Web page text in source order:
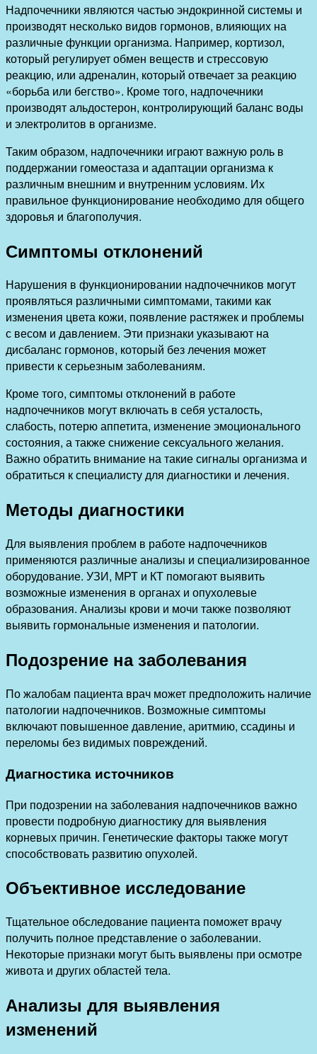
Надпочечники являются частью эндокринной системы и
производят несколько видов гормонов, влияющих на
различные функции организма. Например, кортизол,
который регулирует обмен веществ и стрессовую
реакцию, или адреналин, который отвечает за реакцию
«борьба или бегство». Кроме того, надпочечники
производят альдостерон, контролирующий баланс воды
и электролитов в организме.
Таким образом, надпочечники играют важную роль в
поддержании гомеостаза и адаптации организма к
различным внешним и внутренним условиям. Их
правильное функционирование необходимо для общего
здоровья и благополучия.
Симптомы отклонений
Нарушения в функционировании надпочечников могут
проявляться различными симптомами, такими как
изменения цвета кожи, появление растяжек и проблемы
с весом и давлением. Эти признаки указывают на
дисбаланс гормонов, который без лечения может
привести к серьезным заболеваниям.
Кроме того, симптомы отклонений в работе
надпочечников могут включать в себя усталость,
слабость, потерю аппетита, изменение эмоционального
состояния, а также снижение сексуального желания.
Важно обратить внимание на такие сигналы организма и
обратиться к специалисту для диагностики и лечения.
Методы диагностики
Для выявления проблем в работе надпочечников
применяются различные анализы и специализированное
оборудование. УЗИ, МРТ и КТ помогают выявить
возможные изменения в органах и опухолевые
образования. Анализы крови и мочи также позволяют
выявить гормональные изменения и патологии.
Подозрение на заболевания
По жалобам пациента врач может предположить наличие
патологии надпочечников. Возможные симптомы
включают повышенное давление, аритмию, ссадины и
переломы без видимых повреждений.
Диагностика источников
При подозрении на заболевания надпочечников важно
провести подробную диагностику для выявления
корневых причин. Генетические факторы также могут
способствовать развитию опухолей.
Объективное исследование
Тщательное обследование пациента поможет врачу
получить полное представление о заболевании.
Некоторые признаки могут быть выявлены при осмотре
живота и других областей тела.
Анализы для выявления
изменений